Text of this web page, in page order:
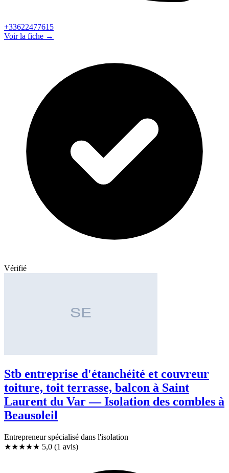
+33622477615
Voir la fiche →
Vérifié
Stb entreprise d'étanchéité et couvreur
toiture, toit terrasse, balcon à Saint
Laurent du Var — Isolation des combles à
Beausoleil
Entrepreneur spécialisé dans l'isolation
★★★★★ 5,0 (1 avis)